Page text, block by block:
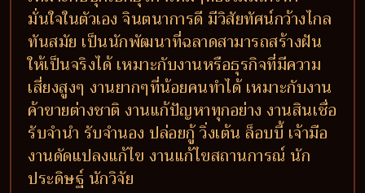
มั่นใจในตัวเอง จินตนาการดี มีวิสัยทัศน์กว้างไกล
ทันสมัย เป็นนักพัฒนาที่ฉลาดสามารถสร้างฝัน
ให้เป็นจริงได้ เหมาะกับงานหรือธุรกิจที่มีความ
เสี่ยงสูงๆ งานยากๆที่น้อยคนทำได้ เหมาะกับงาน
ค้าขายต่างชาติ งานแก้ปัญหาทุกอย่าง งานสินเชื่อ
รับจำนำ รับจำนอง ปล่อยกู้ วิ่งเต้น ล็อบบี้ เจ้ามือ
งานดัดแปลงแก้ไข งานแก้ไขสถานการณ์ นัก
ประดิษฐ์ นักวิจัย